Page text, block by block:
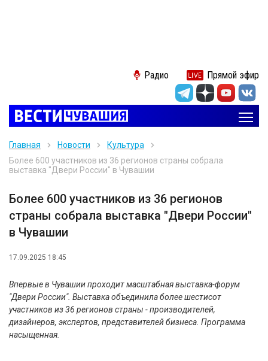
Радио Прямой эфир
Главная Новости
Культура
Более 600 участников из 36 регионов страны собрала
выставка "Двери России" в Чувашии
Более 600 участников из 36 регионов
страны собрала выставка "Двери России"
в Чувашии
17.09.2025 18:45
Впервые в Чувашии проходит масштабная выставка-форум
"Двери России". Выставка объединила более шестисот
участников из 36 регионов страны - производителей,
дизайнеров, экспертов, представителей бизнеса. Программа
насыщенная.